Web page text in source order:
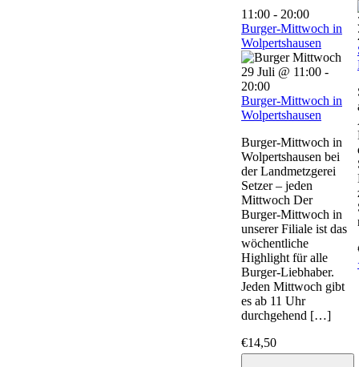
11:00 - 20:00
Burger-Mittwoch in
Wolpertshausen
29 Juli @ 11:00 -
20:00
Burger-Mittwoch in
Wolpertshausen
Burger-Mittwoch in
Wolpertshausen bei
der Landmetzgerei
Setzer – jeden
Mittwoch Der
Burger-Mittwoch in
unserer Filiale ist das
wöchentliche
Highlight für alle
Burger-Liebhaber.
Jeden Mittwoch gibt
es ab 11 Uhr
durchgehend […]
€14,50